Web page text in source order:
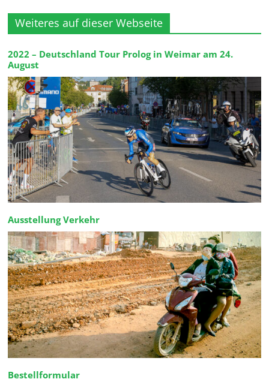
Weiteres auf dieser Webseite
2022 – Deutschland Tour Prolog in Weimar am 24.
August
Ausstellung Verkehr
Bestellformular